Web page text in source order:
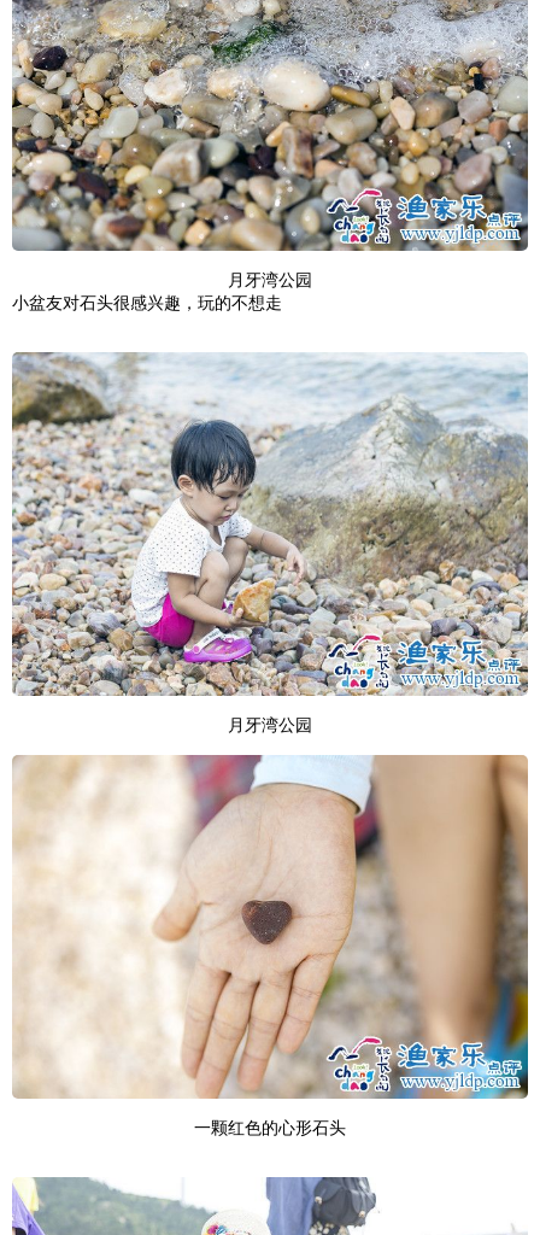
月牙湾公园
小盆友对石头很感兴趣，玩的不想走
月牙湾公园
一颗红色的心形石头